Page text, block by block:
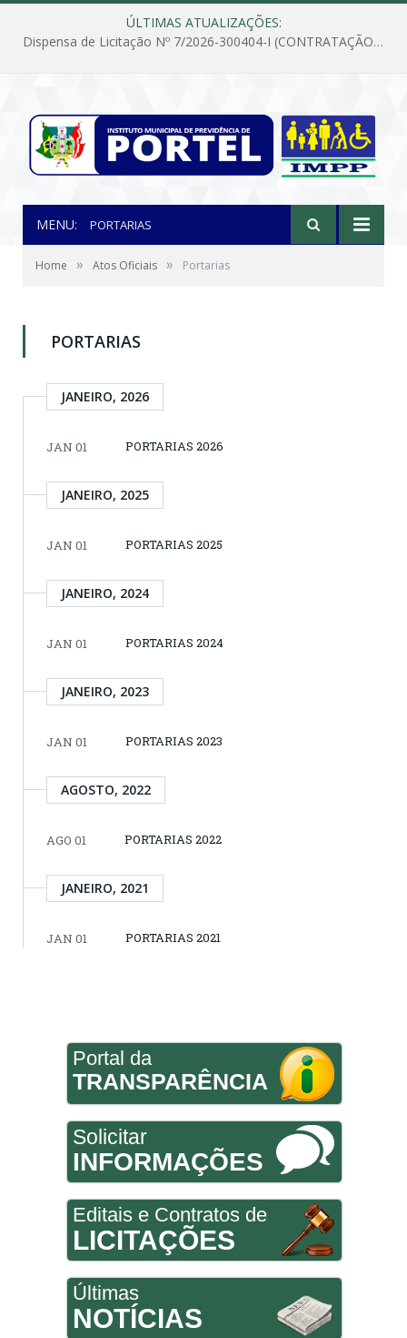
ÚLTIMAS ATUALIZAÇÕES:
Dispensa de Licitação Nº 7/2026-300404-I (CONTRATAÇÃO DE EMPRESA PARA MANUTENÇÃO E REPARAÇÃO DE APARELHOS DE AR CONDICIONADO, EM ATENDIMENTO ÀS NECESSIDADES DO INSTITUTO DE PREVIDÊNCIA MUNICIPAL DE PORTEL/PA)
MENU: PORTARIAS
Home » Atos Oficiais » Portarias
PORTARIAS
JANEIRO, 2026
JAN 01 PORTARIAS 2026
JANEIRO, 2025
JAN 01 PORTARIAS 2025
JANEIRO, 2024
JAN 01 PORTARIAS 2024
JANEIRO, 2023
JAN 01 PORTARIAS 2023
AGOSTO, 2022
AGO 01 PORTARIAS 2022
JANEIRO, 2021
JAN 01 PORTARIAS 2021
Portal da
TRANSPARÊNCIA
Solicitar
INFORMAÇÕES
Editais e Contratos de
LICITAÇÕES
Últimas
NOTÍCIAS